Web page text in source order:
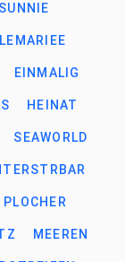
SUNNIE
EINMALIG
HEINAT
SEAWORLD
PLOCHER
MEEREN